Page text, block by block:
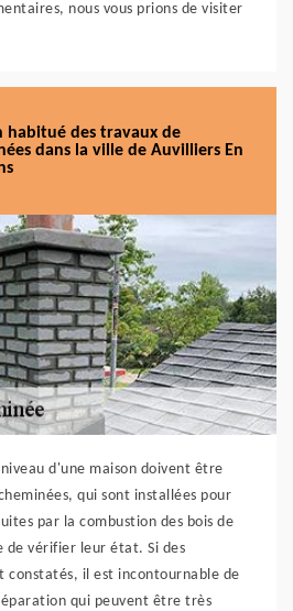
nous vous prions de visiter
habitué des travaux de
dans la ville de Auvilliers En
d'une maison doivent être
qui sont installées pour
par la combustion des bois de
de vérifier leur état. Si des
constatés, il est incontournable de
qui peuvent être très